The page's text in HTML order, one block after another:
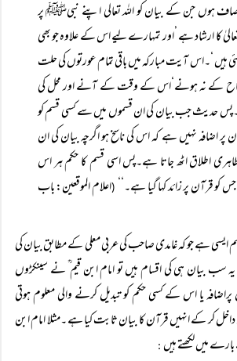
ہوں جن کے بیان کو اللہ تعالی اپنے نبیﷺ پر
کا ارشاد ہے ’اور تمہارے لیے اس کے علاوہ جو بھی
ہیں ‘۔اس آیت مبارکہ میں باقی تمام عورتوں کی حلت
نکاح کے نہ ہونے‘اس کے وقت کے آنے اور محل کی
حدیث جب بیان کی ان قسموں میں سے کسی قسم کو
اضافہ نہیں ہے کہ اس کی ناسخ ہو اگرچہ بیان کی ان
اطلاق اٹھ جاتا ہے۔پس اسی قسم کا حکم ہر اس
قرآن پر زائد کہا گیا ہے۔‘‘
(اعلام الموقعین: باب
ہے جو کہ غامدی صاحب کی عربی معلی کے مطابق بیان کی
یہ سب بیان ہی کی اقسام ہیں تو امام ابن قیم ؒ نے سینکڑوں
یا اس کے کسی حکم کو تبدیل کرنے والی معلوم ہوتی
کر کے انہیں قرآن کا بیان ثابت کیا ہے ۔مثلا امام ابن
میں لکھتے ہیں :